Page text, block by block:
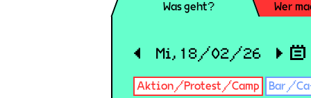
Was geht? Wer
◀ Mi, 18/02/26 ▶
Aktion/Protest/Camp Bar/